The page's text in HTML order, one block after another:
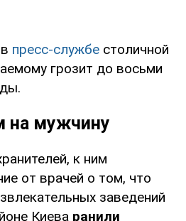
пресс-службе столичной
грозит до восьми
на мужчину
к ним
от врачей о том, что
заведений
Киева ранили